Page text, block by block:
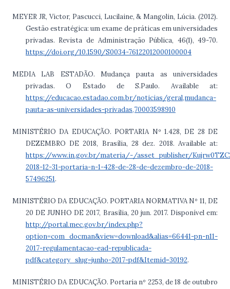
MEYER JR, Victor, Pascucci, Lucilaine, & Mangolin, Lúcia. (2012).
Gestão estratégica: um exame de práticas em universidades
privadas. Revista de Administração Pública, 46(1), 49-70.
https://doi.org/10.1590/S0034-76122012000100004
MEDIA LAB ESTADÃO. Mudança pauta as universidades
privadas. O Estado de S.Paulo. Available at:
https://educacao.estadao.com.br/noticias/geral,mudanca-
pauta-as-universidades-privadas,70003598910
MINISTÉRIO DA EDUCAÇÃO. PORTARIA Nº 1.428, DE 28 DE
DEZEMBRO DE 2018, Brasília, 28 dez. 2018. Available at:
https://www.in.gov.br/materia/-/asset_publisher/
2018-12-31-portaria-n-1-428-de-28-de-dezembro-de-2018-
57496251.
MINISTÉRIO DA EDUCAÇÃO. PORTARIA NORMATIVA Nº 11, DE
20 DE JUNHO DE 2017, Brasília, 20 jun. 2017. Disponível em:
http://portal.mec.gov.br/index.php?
option=com_docman&view=download&alias=66441-pn-n11-
2017-regulamentacao-ead-republicada-
pdf&category_slug=junho-2017-pdf&Itemid=30192.
MINISTÉRIO DA EDUCAÇÃO. Portaria nº 2253, de 18 de outubro